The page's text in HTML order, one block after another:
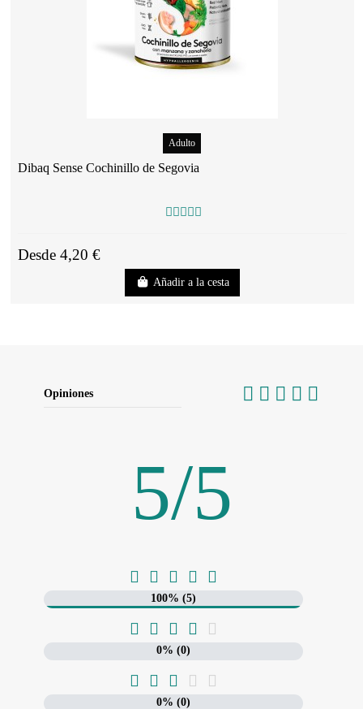
Adulto
Dibaq Sense Cochinillo de Segovia
Desde 4,20 €
Añadir a la cesta
Opiniones
5/5
    
100% (5)
    
0% (0)
    
0% (0)